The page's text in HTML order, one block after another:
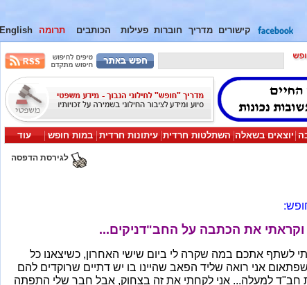
קישורים מדריך חוברות פעילות הכותבים תרומה English
יוצאים בשאלה השתלטות חרדית עיתונות חרדית במות חופש עוד
לגירסת הדפסה
את הכתבה על החב"דניקים...
דני, בן 17 מרחובות. רציתי לשתף אתכם במה שקרה לי ביום שישי האחרון, כשיצאנו כל
אני רואה שליד הפאב שהיינו בו יש דתיים שרוקדים להם
חב"ד למעלה... אני לקחתי את זה בצחוק, אבל חבר שלי התפתה